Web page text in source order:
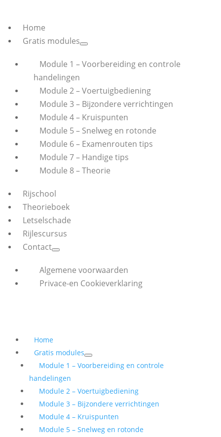
Home
Gratis modules
Module 1 – Voorbereiding en controle
handelingen
Module 2 – Voertuigbediening
Module 3 – Bijzondere verrichtingen
Module 4 – Kruispunten
Module 5 – Snelweg en rotonde
Module 6 – Examenrouten tips
Module 7 – Handige tips
Module 8 – Theorie
Rijschool
Theorieboek
Letselschade
Rijlescursus
Contact
Algemene voorwaarden
Privace-en Cookieverklaring
Home
Gratis modules
Module 1 – Voorbereiding en controle
handelingen
Module 2 – Voertuigbediening
Module 3 – Bijzondere verrichtingen
Module 4 – Kruispunten
Module 5 – Snelweg en rotonde